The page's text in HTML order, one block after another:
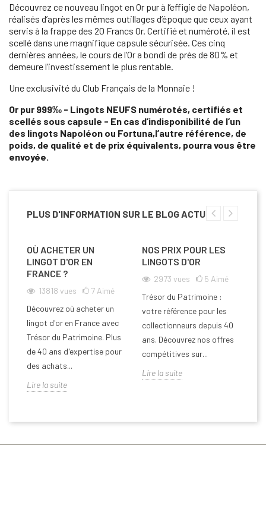
Découvrez ce nouveau lingot en Or pur à l’effigie de Napoléon,
réalisés d’après les mêmes outillages d’époque que ceux ayant
servis à la frappe des 20 Francs Or. Certifié et numéroté, il est
scellé dans une magnifique capsule sécurisée. Ces cinq
dernières années, le cours de l’Or a bondi de près de 80% et
demeure l’investissement le plus rentable.
Une exclusivité du Club Français de la Monnaie !
Or pur 999‰ - Lingots NEUFS numérotés, certifiés et
scellés sous capsule - En cas d’indisponibilité de l’un
des lingots Napoléon ou Fortuna,l’autre référence, de
poids, de qualité et de prix équivalents, pourra vous être
envoyée.
PLUS D'INFORMATION SUR LE BLOG ACTU
OÙ ACHETER UN
LINGOT D'OR EN
FRANCE ?
13818 vues 7 Aimé
Découvrez où acheter un
lingot d'or en France avec
Trésor du Patrimoine. Plus
de 40 ans d'expertise pour
des achats...
Lire la suite
NOS PRIX POUR LES
LINGOTS D'OR
2973 vues 5 Aimé
Trésor du Patrimoine :
votre référence pour les
collectionneurs depuis 40
ans. Découvrez nos offres
compétitives sur...
Lire la suite